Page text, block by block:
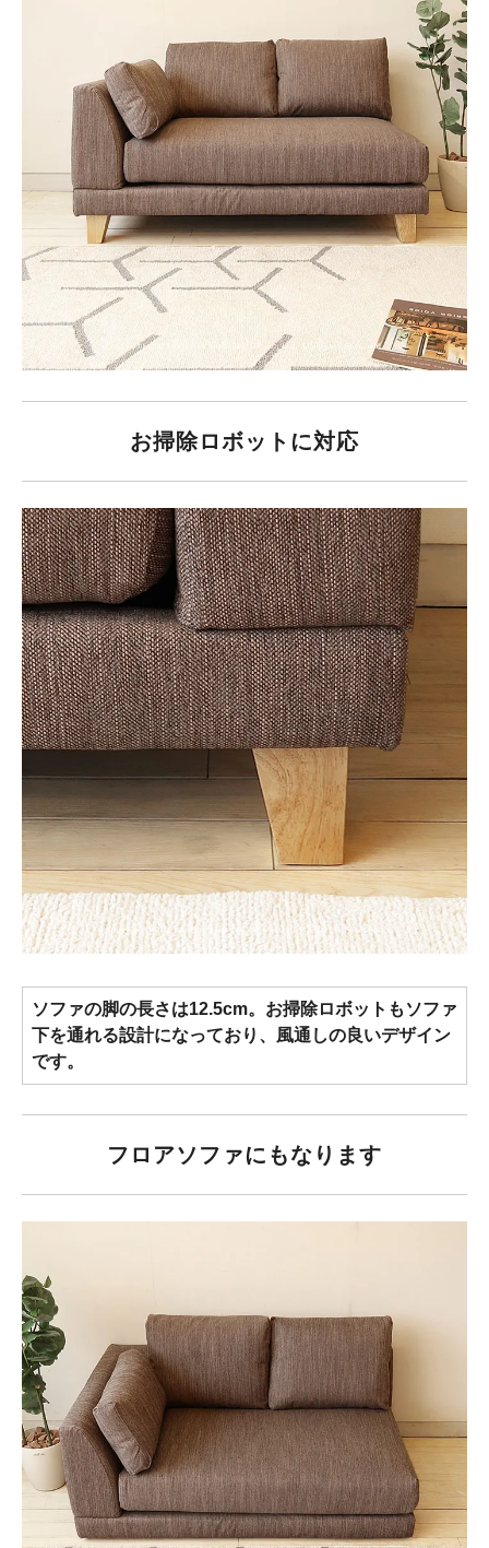
お掃除ロボットに対応
ソファの脚の長さは12.5cm。お掃除ロボットもソファ
下を通れる設計になっており、風通しの良いデザイン
です。
フロアソファにもなります